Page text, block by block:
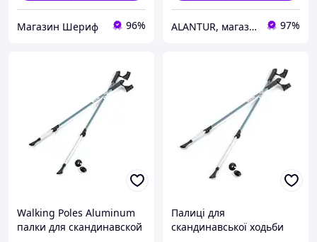
Магазин Шериф 96% ALANTUR, магазин туристичного спорядження та велосипедів 97%
Walking Poles Aluminum
палки для скандинавской
Палиці для
скандинавської ходьби